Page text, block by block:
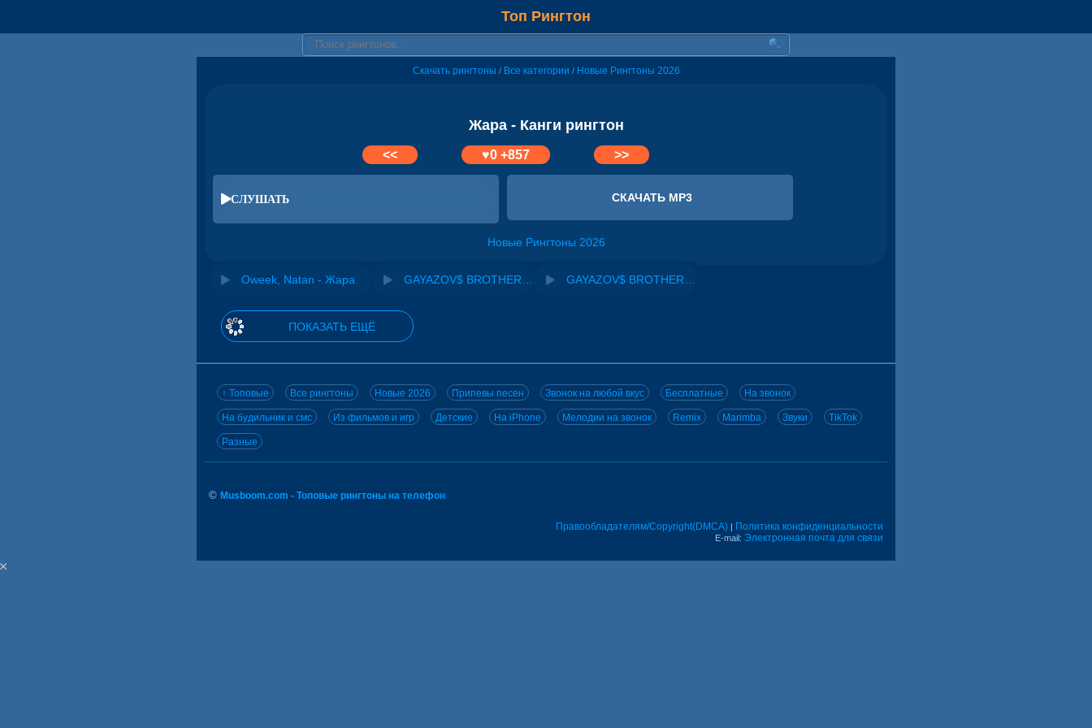
Топ Рингтон
Скачать рингтоны / Все категории / Новые Рингтоны 2026
Жара - Канги рингтон
<< ♥0+857 >>
СЛУШАТЬ СКАЧАТЬ MP3
Новые Рингтоны 2026
Oweek, Natan - Жара
ПОКАЗАТЬ ЕЩЁ
↑ Топовые Все рингтоны Новые 2026 Припевы песен Звонок на любой вкус Бесплатные На звонок
На будильник и смс Из фильмов и игр Детские На iPhone Мелодии на звонок Remix Marimba Звуки TikTok
Разные
© Musboom.com - Топовые рингтоны на телефон
Правообладателям/Copyright(DMCA) | Политика конфиденциальности
E-mail: Электронная почта для связи